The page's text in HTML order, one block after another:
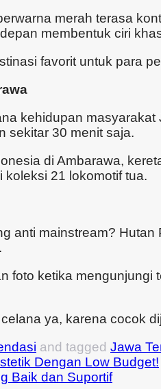
merah terasa
membentuk ciri
favorit untuk para
kehidupan
sekitar 30 menit saja.
di Ambarawa,
koleksi 21 lokomotif tua.
anti mainstream?
foto ketika
ya, karena cocok
and tagged Jawa
Dengan Low Budget!
Baik dan Suportif